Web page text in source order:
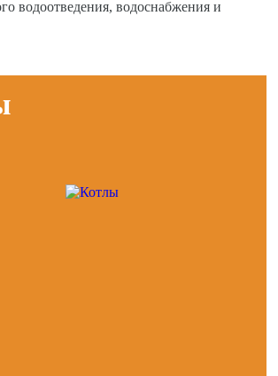
водоотведения, водоснабжения и